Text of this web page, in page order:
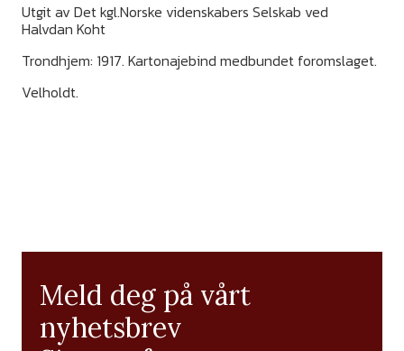
Utgit av Det kgl.Norske videnskabers Selskab ved
Halvdan Koht
Trondhjem: 1917. Kartonajebind medbundet foromslaget.
Velholdt.
Meld deg på vårt
nyhetsbrev